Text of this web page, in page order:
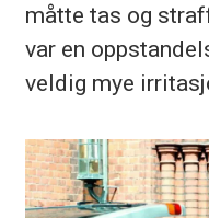
måtte tas og
var en
veldig mye